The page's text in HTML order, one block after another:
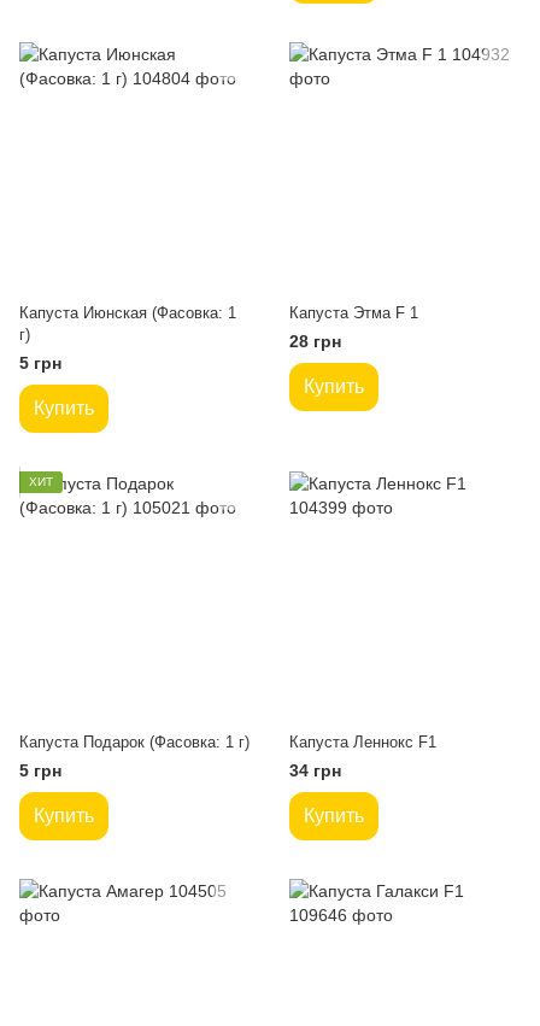
Капуста Июнская (Фасовка: 1
г)
5 грн
Купить
Капуста Этма F 1
28 грн
Купить
ХИТ
Капуста Подарок (Фасовка: 1 г)
5 грн
Купить
Капуста Леннокс F1
34 грн
Купить